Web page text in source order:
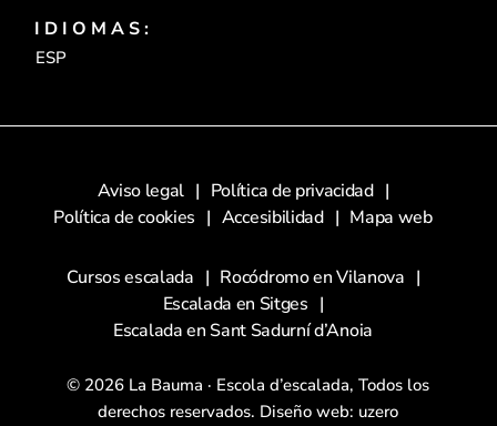
IDIOMAS:
ESP
Aviso legal
Política de privacidad
Política de cookies
Accesibilidad Mapa web
Cursos escalada
Rocódromo en Vilanova
Escalada en Sitges
Escalada en Sant Sadurní d’Anoia
© 2026 La Bauma · Escola d’escalada, Todos los
derechos reservados. Diseño web: uzero